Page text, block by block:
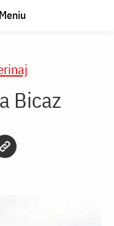
Meniu
Bicaz